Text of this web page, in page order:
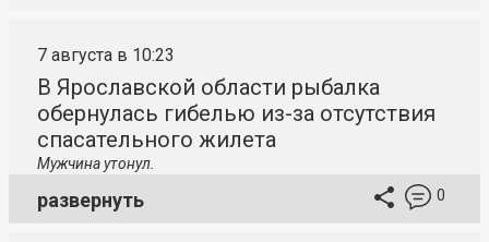
7 августа в 10:23
В Ярославской области рыбалка
обернулась гибелью из-за отсутствия
спасательного жилета
Мужчина утонул.
развернуть 0